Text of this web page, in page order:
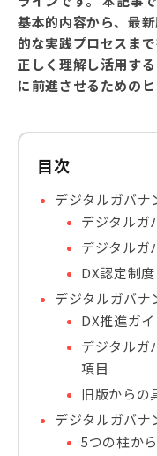
基本的内容から、最
的な実践プロセスま
正しく理解し活用す
に前進させるための
目次
デジタルガバナ
デジタルガ
デジタルガ
DX認定制
デジタルガバナ
DX推進ガ
デジタルガ
項目
旧版からの
デジタルガバナ
5つの柱か